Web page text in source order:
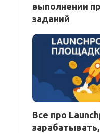
выполнении
заданий
Все про